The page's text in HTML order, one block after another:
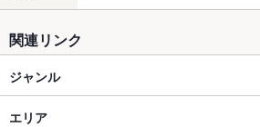
関連リンク
ジャンル
居酒屋
エリア